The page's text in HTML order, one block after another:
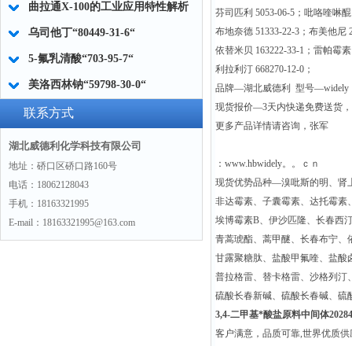
曲拉通X-100的工业应用特性解析
乌司他丁“80449-31-6“
5-氟乳清酸“703-95-7“
美洛西林钠“59798-30-0“
联系方式
湖北威德利化学科技有限公司
地址：硚口区硚口路160号
电话：18062128043
手机：18163321995
E-mail：18163321995@163.com
芬司匹利 5053-06-5；吡咯喹啉
布地奈德 51333-22-3；布美他尼
依替米贝 163222-33-1；雷帕霉
利拉利汀 668270-12-0；
品牌—湖北威德利 型号—widely
现货报价—3天内快递免费送货
更多产品详情请咨询，张军
：www.hbwidely。。ｃｎ
现货优势品种—溴吡斯的明、肾
非达霉素、子囊霉素、达托霉素
埃博霉素B、伊沙匹隆、长春西
青蒿琥酯、蒿甲醚、长春布宁
甘露聚糖肽、盐酸甲氟喹、盐酸
普拉格雷、替卡格雷、沙格列汀
硫酸长春新碱、硫酸长春碱、硫
3,4-二甲基*酸盐原料中间体
客户满意，品质可靠,世界优质